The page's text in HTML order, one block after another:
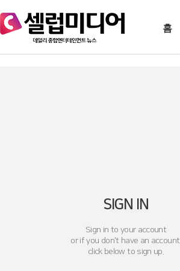
홈
SIGN IN
Sign in to your account
or if you don't have an account.
click below to sign up.